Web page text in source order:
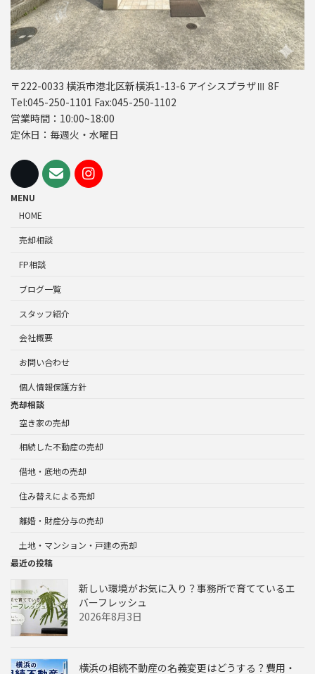
〒222-0033 横浜市港北区新横浜1-13-6 アイシスプラザⅢ 8F
Tel:045-250-1101 Fax:045-250-1102
営業時間：10:00~18:00
定休日：毎週火・水曜日
MENU
HOME
売却相談
FP相談
ブログ一覧
スタッフ紹介
会社概要
お問い合わせ
個人情報保護方針
売却相談
空き家の売却
相続した不動産の売却
借地・底地の売却
住み替えによる売却
離婚・財産分与の売却
土地・マンション・戸建の売却
最近の投稿
新しい環境がお気に入り？事務所で育てているエ
バーフレッシュ
2026年8月3日
横浜の相続不動産の名義変更はどうする？費用・